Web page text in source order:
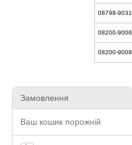
08798-9031
08200-9006
08200-9008
Замовлення
Ваш кошик порожній